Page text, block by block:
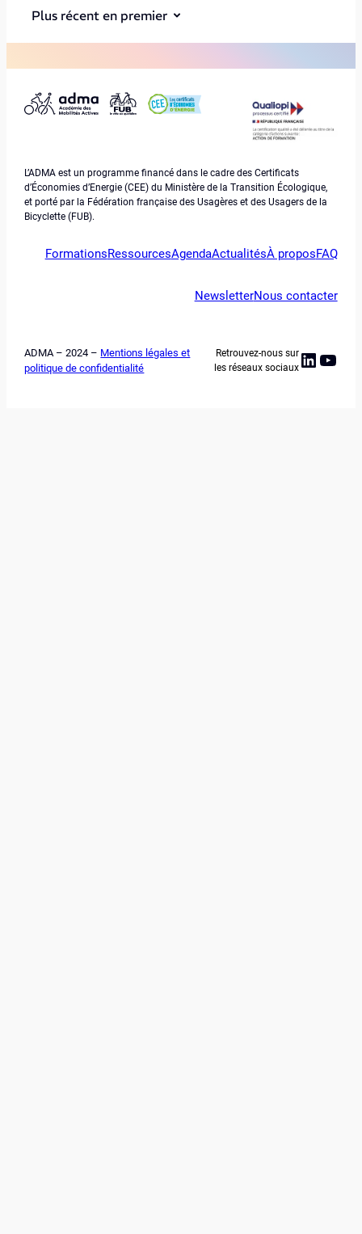
Plus récent en premier
L’ADMA est un programme financé dans le cadre des Certificats
d’Économies d’Energie (CEE) du Ministère de la Transition Écologique,
et porté par la Fédération française des Usagères et des Usagers de la
Bicyclette (FUB).
FormationsRessourcesAgendaActualitésÀ proposFAQ
NewsletterNous contacter
ADMA – 2024 – Mentions légales et
politique de confidentialité
Retrouvez-nous sur
les réseaux sociaux